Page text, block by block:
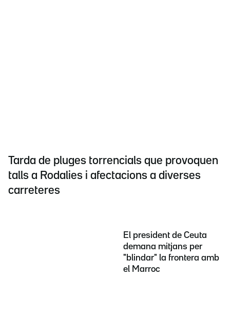
Tarda de pluges torrencials que provoquen
talls a Rodalies i afectacions a diverses
carreteres
El president de Ceuta
demana mitjans per
"blindar" la frontera amb
el Marroc